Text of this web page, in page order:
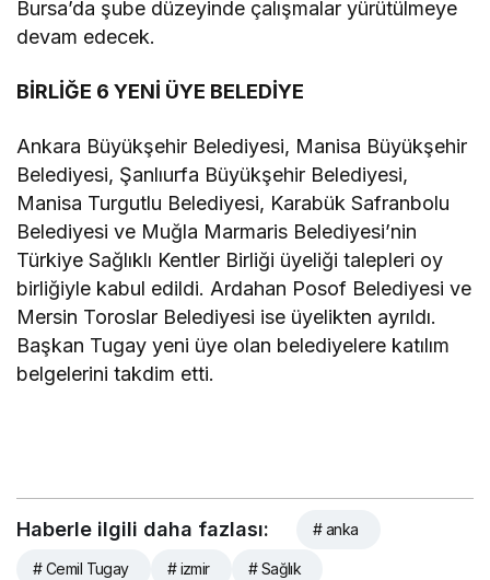
Bursa’da şube düzeyinde çalışmalar yürütülmeye
devam edecek.
BİRLİĞE 6 YENİ ÜYE BELEDİYE
Ankara Büyükşehir Belediyesi, Manisa Büyükşehir
Belediyesi, Şanlıurfa Büyükşehir Belediyesi,
Manisa Turgutlu Belediyesi, Karabük Safranbolu
Belediyesi ve Muğla Marmaris Belediyesi’nin
Türkiye Sağlıklı Kentler Birliği üyeliği talepleri oy
birliğiyle kabul edildi. Ardahan Posof Belediyesi ve
Mersin Toroslar Belediyesi ise üyelikten ayrıldı.
Başkan Tugay yeni üye olan belediyelere katılım
belgelerini takdim etti.
Haberle ilgili daha fazlası: # anka
# Cemil Tugay # izmir # Sağlık